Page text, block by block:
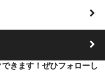
きます！ぜひフォローし